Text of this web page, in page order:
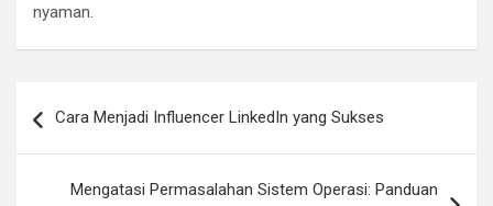
nyaman.
posCara Menjadi Influencer LinkedIn yang Sukses
Mengatasi Permasalahan Sistem Operasi: Panduan